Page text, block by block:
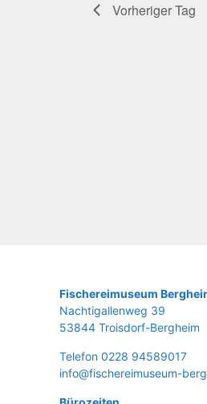
Vorheriger Tag
Fische­rei­mu­se­um
Nach­ti­gal­len­weg 39
53844 Troisdorf-Bergheim
Tele­fon 0228 94589017
info@fischereimuseum-